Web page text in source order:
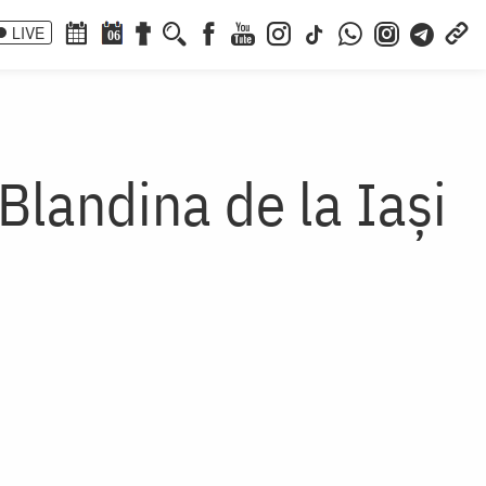
LIVE 06
de la Iași